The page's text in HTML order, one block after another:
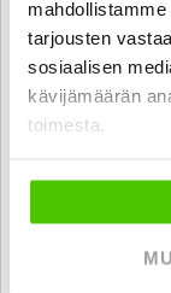
tarjousten
sosiaalisen
kävijämäärän
toimesta.
Audi Q4 e-tron